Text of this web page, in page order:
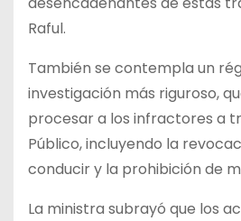
Raful.
También se contempla un
investigación más riguroso,
procesar a los infractores a
Público, incluyendo la
conducir y la prohibición de
La ministra subrayó que los